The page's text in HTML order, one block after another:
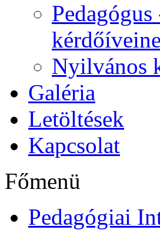
Nyilvános
Galéria
Letöltések
Kapcsolat
Főmenü
Pedagógiai